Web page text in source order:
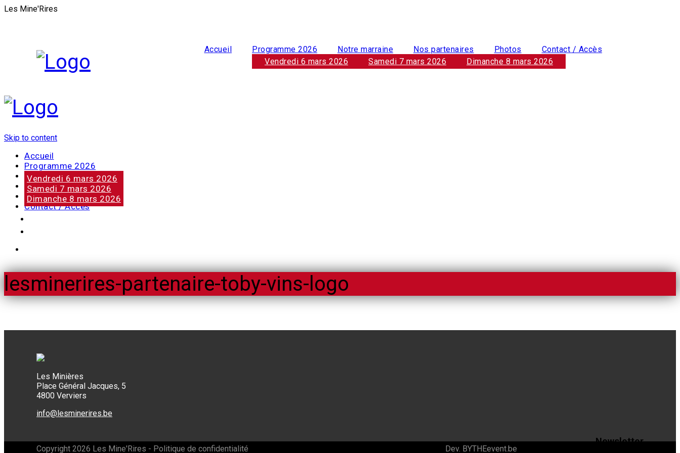
Les Mine'Rires
Accueil
Programme 2026
Vendredi 6 mars 2026
Samedi 7 mars 2026 Dimanche 8 mars 2026
Notre marraine Nos partenaires Photos Contact / Accès
Skip to content
Accueil
Programme 2026
Vendredi 6 mars 2026
Samedi 7 mars 2026
Dimanche 8 mars 2026
Notre marraine
Nos partenaires
Photos
Contact / Accès
lesminerires-partenaire-toby-vins-logo
Les Minières
Place Général Jacques, 5
4800 Verviers
info@lesminerires.be
Newsletter
Copyright 2026 Les Mine'Rires - Politique de confidentialité Dev. BYTHEevent.be